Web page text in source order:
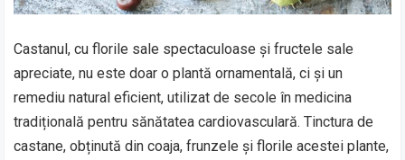
Castanul, cu florile sale spectaculoase și fructele sale
apreciate, nu este doar o plantă ornamentală, ci și un
remediu natural eficient, utilizat de secole în medicina
tradițională pentru sănătatea cardiovasculară. Tinctura de
castane, obținută din coaja, frunzele și florile acestei plante,